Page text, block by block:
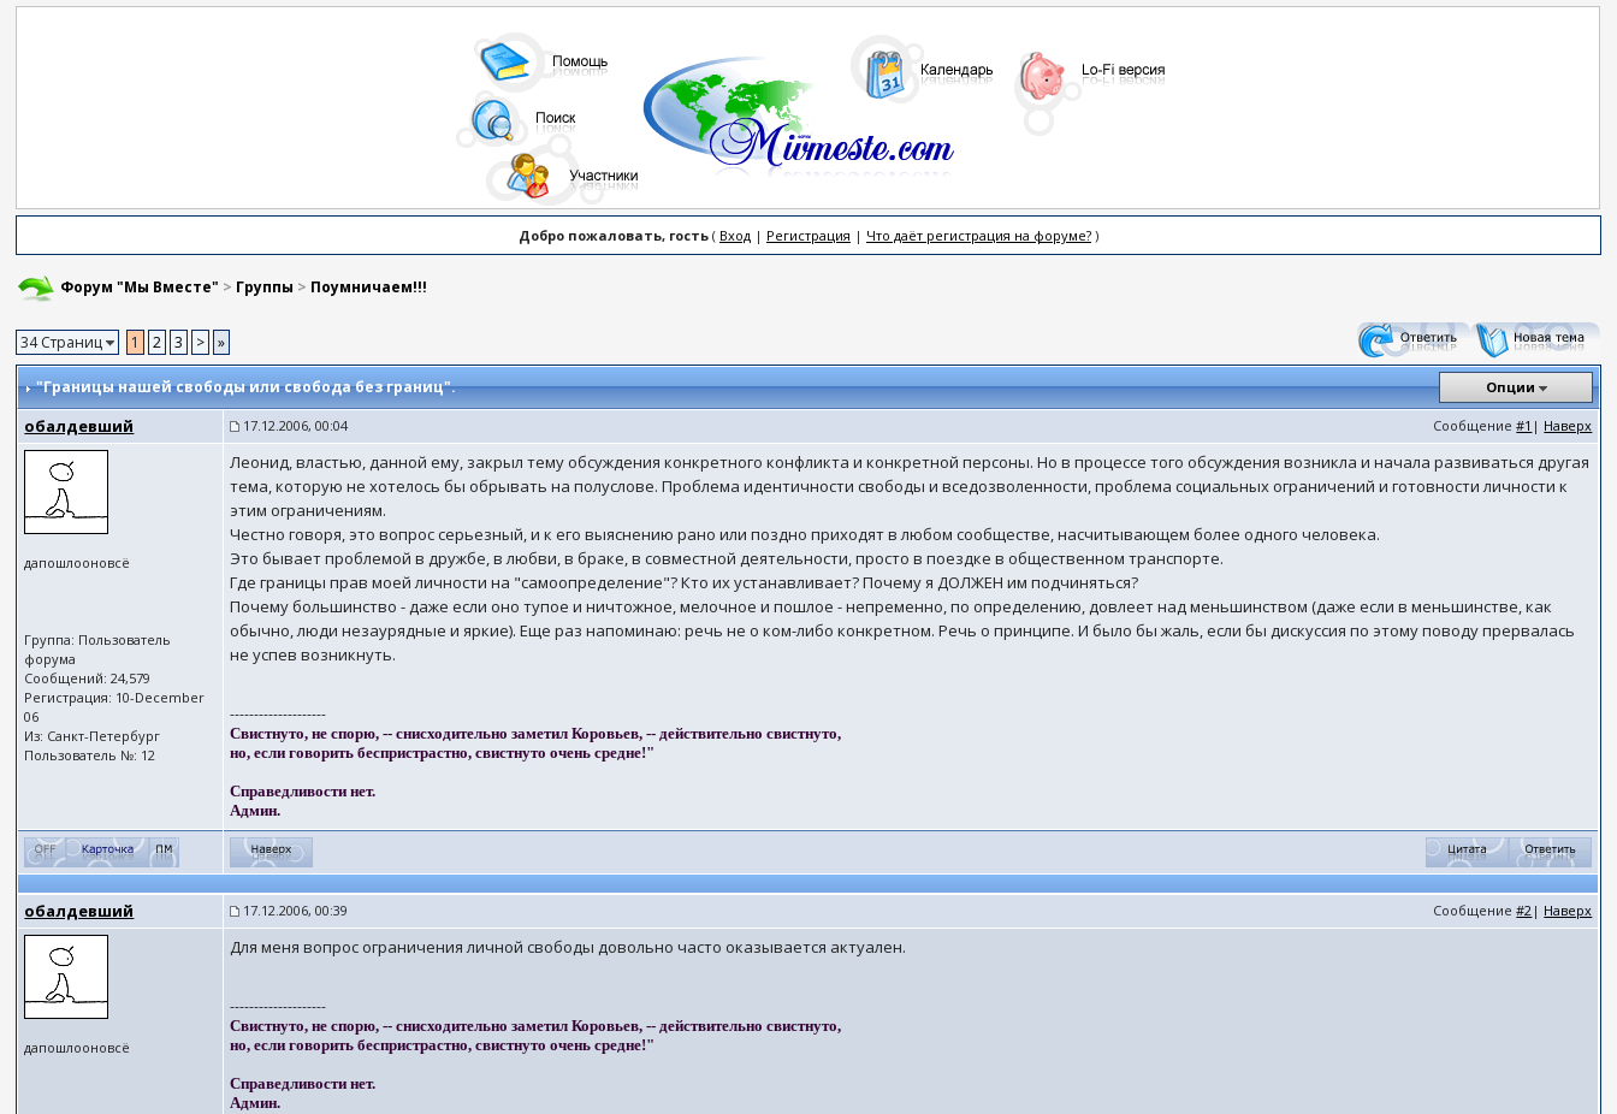
Добро пожаловать, гость( Вход| Регистрация | Что даёт регистрация на форуме?)
Форум "Мы Вместе" > Группы > Поумничаем!!!
34 Страниц 1 2 3 > »
"Границы нашей свободы или свобода без границ". Опции
обалдевший 17.12.2006, 00:04 Сообщение#1 | Наверх
дапошлооновсё
Группа: Пользователь
форума
Сообщений: 24,579
Регистрация: 10-December
06
Из: Санкт-Петербург
Пользователь №: 12
Леонид, властью, данной ему, закрыл тему обсуждения конкретного конфликта и конкретной персоны. Но в процессе того обсуждения возникла и начала развиваться другая
тема, которую не хотелось бы обрывать на полуслове. Проблема идентичности свободы и вседозволенности, проблема социальных ограничений и готовности личности к
этим ограничениям.
Честно говоря, это вопрос серьезный, и к его выяснению рано или поздно приходят в любом сообществе, насчитывающем более одного человека.
Это бывает проблемой в дружбе, в любви, в браке, в совместной деятельности, просто в поездке в общественном транспорте.
Где границы прав моей личности на "самоопределение"? Кто их устанавливает? Почему я ДОЛЖЕН им подчиняться?
Почему большинство - даже если оно тупое и ничтожное, мелочное и пошлое - непременно, по определению, довлеет над меньшинством (даже если в меньшинстве, как
обычно, люди незаурядные и яркие). Еще раз напоминаю: речь не о ком-либо конкретном. Речь о принципе. И было бы жаль, если бы дискуссия по этому поводу прервалась
не успев возникнуть.
--------------------
Свистнуто, не спорю, -- снисходительно заметил Коровьев, -- действительно свистнуто,
но, если говорить беспристрастно, свистнуто очень средне!"
Справедливости нет.
Админ.
обалдевший 17.12.2006, 00:39 Сообщение#2 | Наверх
дапошлооновсё
Для меня вопрос ограничения личной свободы довольно часто оказывается актуален.
--------------------
Свистнуто, не спорю, -- снисходительно заметил Коровьев, -- действительно свистнуто,
но, если говорить беспристрастно, свистнуто очень средне!"
Справедливости нет.
Админ.